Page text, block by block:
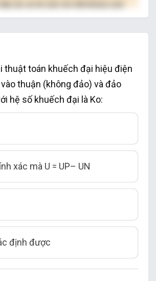
thuật toán khuếch đại hiệu điện
thuận (không đảo) và đảo
hệ số khuếch đại là Ko:
xác mà U = UP– UN
định được